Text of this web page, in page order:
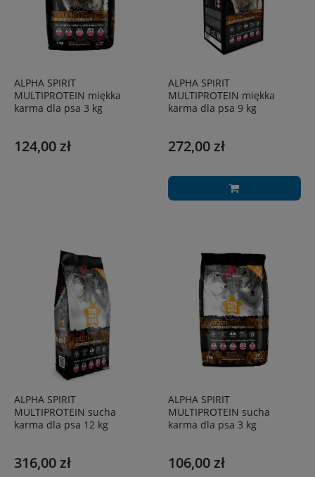
ALPHA SPIRIT
MULTIPROTEIN miękka
karma dla psa 3 kg
124,00 zł
ALPHA SPIRIT
MULTIPROTEIN miękka
karma dla psa 9 kg
272,00 zł
ALPHA SPIRIT
MULTIPROTEIN sucha
karma dla psa 12 kg
316,00 zł
ALPHA SPIRIT
MULTIPROTEIN sucha
karma dla psa 3 kg
106,00 zł